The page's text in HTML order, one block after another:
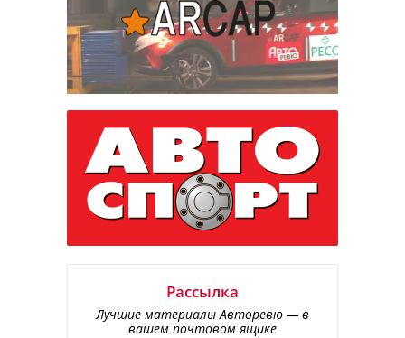
Рассылка
Лучшие материалы Авторевю — в
вашем почтовом ящике